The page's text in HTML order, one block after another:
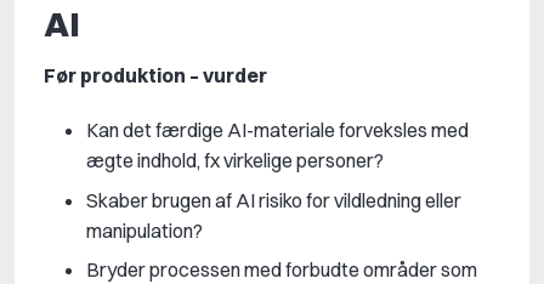
AI
Før produktion – vurder
Kan det færdige AI-materiale forveksles med
ægte indhold, fx virkelige personer?
Skaber brugen af AI risiko for vildledning eller
manipulation?
Bryder processen med forbudte områder som